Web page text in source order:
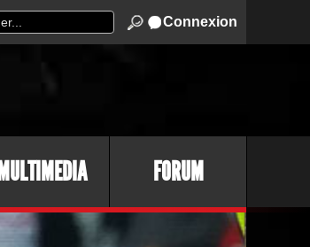
Connexion
MULTIMEDIA FORUM